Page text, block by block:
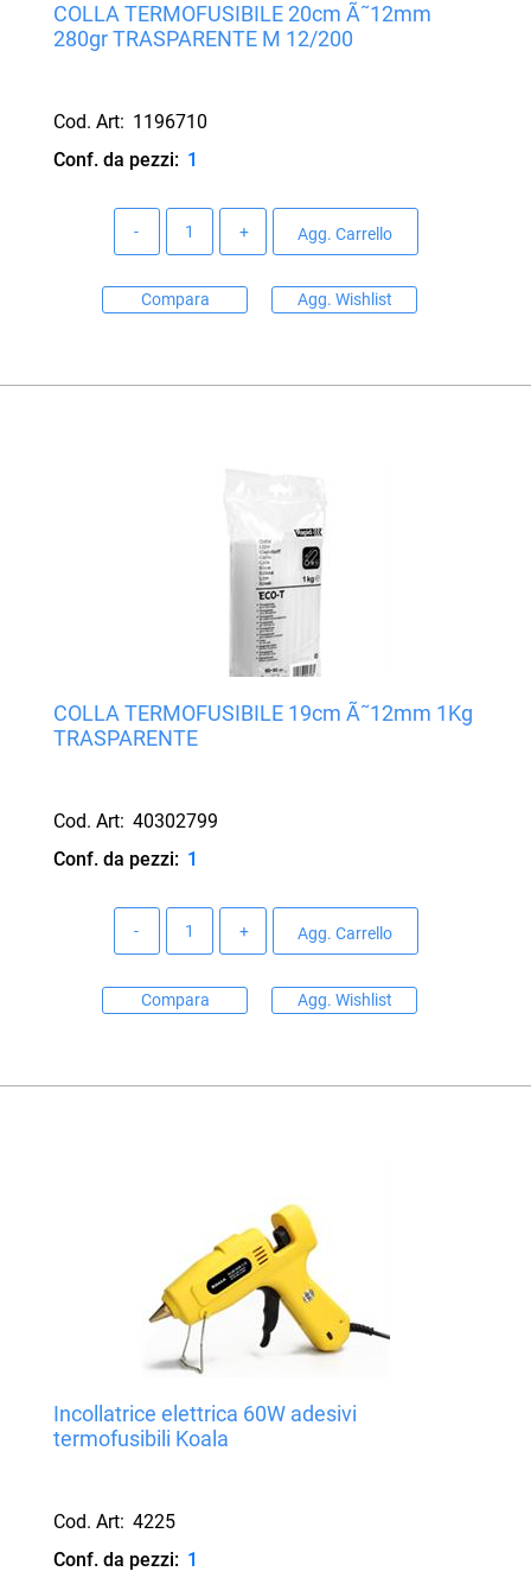
COLLA TERMOFUSIBILE 20cm Ã˜12mm
280gr TRASPARENTE M 12/200
Cod. Art: 1196710
Conf. da pezzi: 1
Agg. Carrello
Compara Agg. Wishlist
COLLA TERMOFUSIBILE 19cm Ã˜12mm 1Kg
TRASPARENTE
Cod. Art: 40302799
Conf. da pezzi: 1
Agg. Carrello
Compara Agg. Wishlist
Incollatrice elettrica 60W adesivi
termofusibili Koala
Cod. Art: 4225
Conf. da pezzi: 1